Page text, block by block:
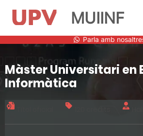
MUIINF
Parla amb
Màster Universitari en
Informàtica